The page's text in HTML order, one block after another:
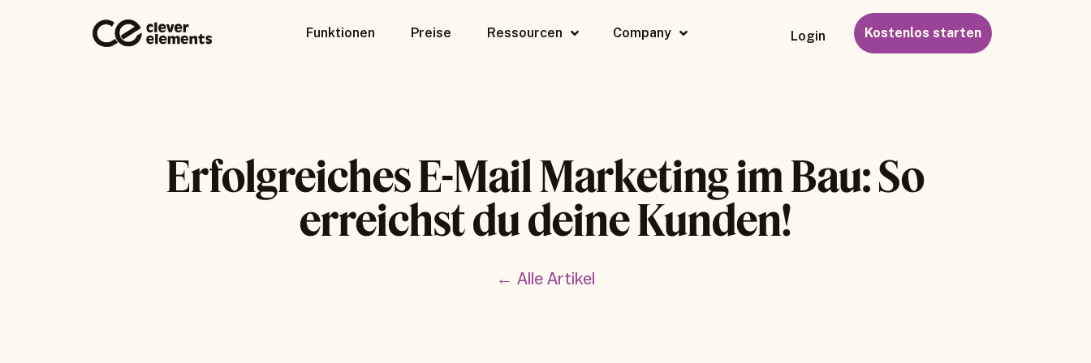
Funktionen Preise Ressourcen Company Login Kostenlos starten
Erfolgreiches E-Mail Marketing im Bau: So
erreichst du deine Kunden!
← Alle Artikel